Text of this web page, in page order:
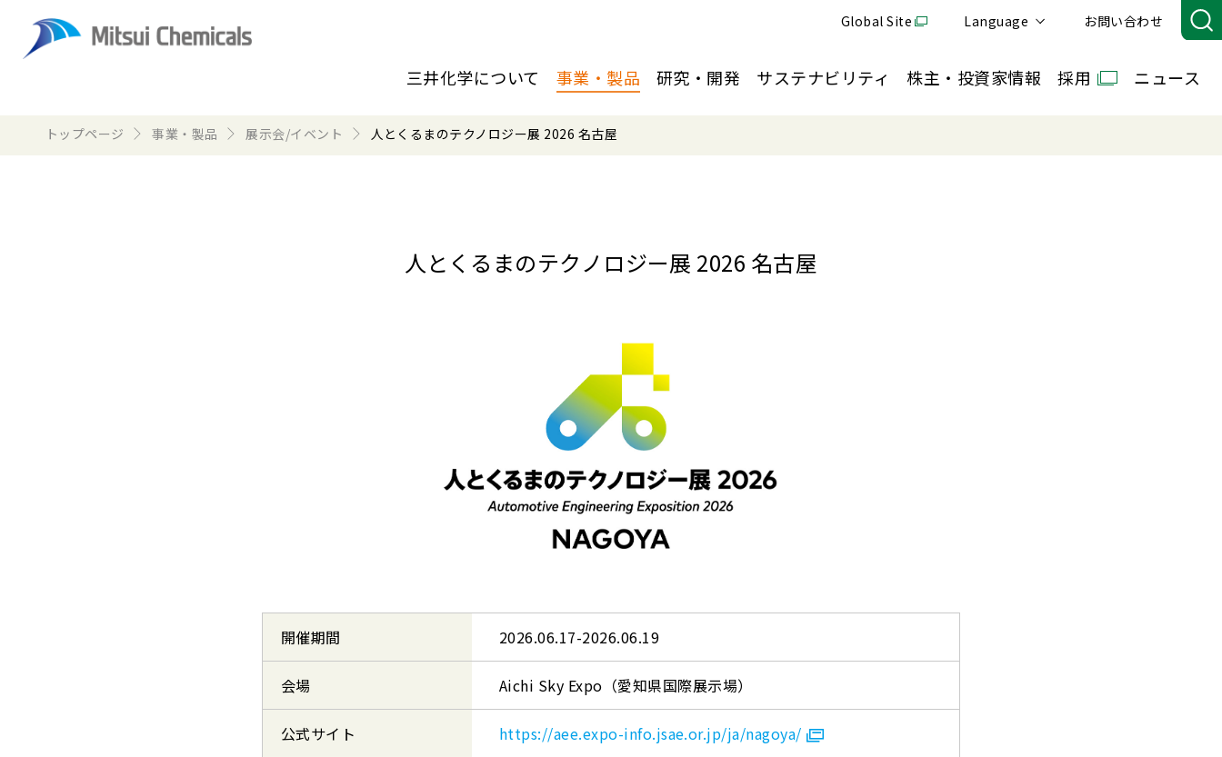
Global Site Language お問い合わせ
三井化学について 事業・製品 研究・開発 サステナビリティ 株主・投資家情報 採用 ニュース
トップページ 事業・製品 展示会/イベント 人とくるまのテクノロジー展 2026 名古屋
人とくるまのテクノロジー展 2026 名古屋
開催期間 2026.06.17-2026.06.19
会場 Aichi Sky Expo（愛知県国際展示場）
公式サイト https://aee.expo-info.jsae.or.jp/ja/nagoya/